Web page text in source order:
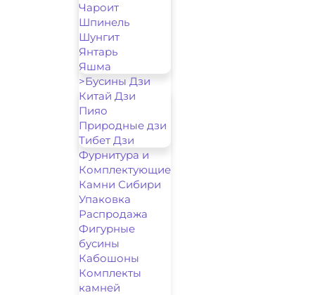
Чароит
Шпинель
Шунгит
Янтарь
Яшма
>Бусины Дзи
Китай Дзи
Пияо
Природные дзи
Тибет Дзи
Фурнитура и
Комплектующие
Камни Сибири
Упаковка
Распродажа
Фигурные
бусины
Кабошоны
Комплекты
камней